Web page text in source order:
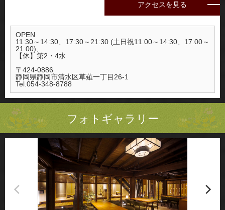
アクセスを見る
OPEN
11:30～14:30、17:30～21:30 (土日祝11:00～14:30、17:00～
21:00)、
【休】第2・4水
〒424-0886
静岡県静岡市清水区草薙一丁目26-1
Tel.054-348-8788
フォトギャラリー